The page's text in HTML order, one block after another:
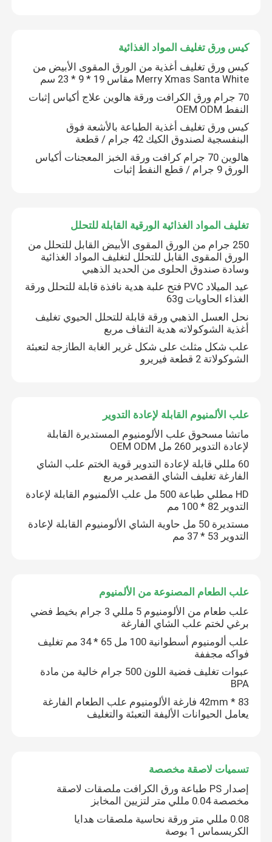
معدات تخزين المستودعات
آلة تعبئة المشروبات
آلة تعبئة غازية
ملفات التشكيل المسبقة من البلاستيك
تغليف الزجاج الغذائي
كيس ورق تغليف المواد الغذائية
تغليف المواد الغذائية الورقية القابلة للتحلل
علب الطعام المصنوعة من الألمنيوم
تسميات لاصقة مخصصة
آلة تعبئة زجاجات الحيوانات الأليفة
قطع غيار Tetra Pak
كيس ورق تغليف المواد الغذائية
كيس ورق تغليف أغذية من الورق المقوى الأبيض من
Merry Xmas Santa White مقاس 19 * 9 * 23 سم
70 جرام ورق الكرافت ورقة هالوين علاج أكياس إثبات
النفط OEM ODM
كيس ورق تغليف أغذية الطباعة بالأشعة فوق
البنفسجية لصندوق الكيك 42 جرام / قطعة
هالوين 70 جرام كرافت ورقة الخبز المعجنات أكياس
الورق 9 جرام / قطع النفط إثبات
تغليف المواد الغذائية الورقية القابلة للتحلل
250 جرام من الورق المقوى الأبيض القابل للتحلل من
الورق المقوى القابل للتحلل لتغليف المواد الغذائية
وسادة صندوق الحلوى من الحديد الذهبي
عيد الميلاد PVC فتح علبة هدية نافذة قابلة للتحلل ورقة
الغذاء الحاويات 63g
نحل العسل الذهبي ورقة قابلة للتحلل الحيوي تغليف
أغذية الشوكولاته هدية التفاف مربع
علب شكل مثلث على شكل غرير الغابة الطازجة لتعبئة
الشوكولاتة 2 قطعة فيريرو
علب الألمنيوم القابلة لإعادة التدوير
ماتشا مسحوق علب الألومنيوم المستديرة القابلة
لإعادة التدوير 260 مل OEM ODM
60 مللي قابلة لإعادة التدوير قوية الختم علب الشاي
الفارغة تغليف الشاي القصدير مربع
HD مطلي طباعة 500 مل علب الألمنيوم القابلة لإعادة
التدوير 82 * 100 مم
مستديرة 50 مل حاوية الشاي الألومنيوم القابلة لإعادة
التدوير 53 * 37 مم
علب الطعام المصنوعة من الألمنيوم
علب طعام من الألومنيوم 5 مللي 3 جرام بخيط فضي
برغي لختم علب الشاي الفارغة
علب ألومنيوم أسطوانية 100 مل 65 * 34 مم تغليف
فواكه مجففة
عبوات تغليف فضية اللون 500 جرام خالية من مادة
BPA
83 * 42mm فارغة الألومنيوم علب الطعام الفارغة
يعامل الحيوانات الأليفة التعبئة والتغليف
تسميات لاصقة مخصصة
إصدار PS طباعة ورق الكرافت ملصقات لاصقة
مخصصة 0.04 مللي متر لتزيين المخابز
0.08 مللي متر ورقة نحاسية ملصقات هدايا
الكريسماس 1 بوصة